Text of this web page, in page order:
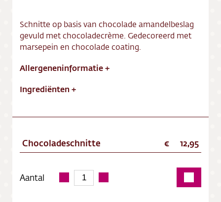
Schnitte op basis van chocolade amandelbeslag
gevuld met chocoladecrème. Gedecoreerd met
marsepein en chocolade coating.
Allergeneninformatie+
Ingrediënten +
Chocoladeschnitte 12,95
Aantal